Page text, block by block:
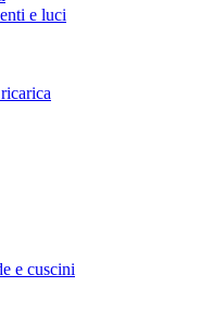
e luci
e cuscini